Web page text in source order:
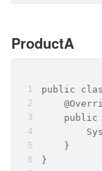
ProductA
public
public
    }
}